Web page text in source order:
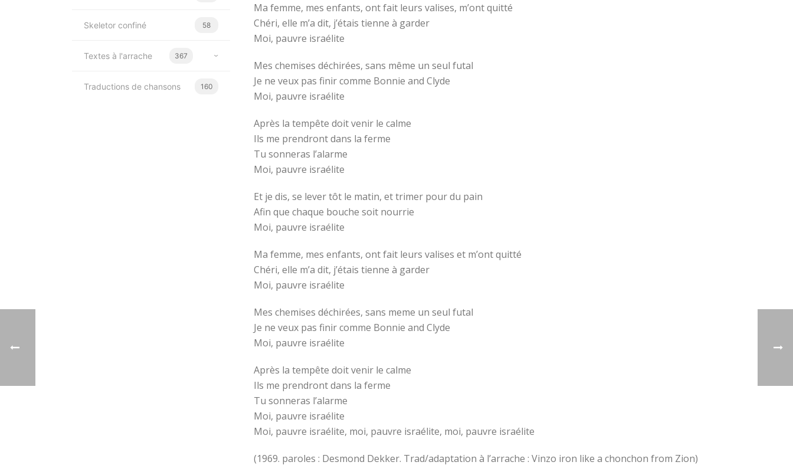
Ma femme, mes enfants, ont fait leurs valises, m’ont quitté
Chéri, elle m’a dit, j’étais tienne à garder
Moi, pauvre israélite
Mes chemises déchirées, sans même un seul futal
Je ne veux pas finir comme Bonnie and Clyde
Moi, pauvre israélite
Après la tempête doit venir le calme
Ils me prendront dans la ferme
Tu sonneras l’alarme
Moi, pauvre israélite
Et je dis, se lever tôt le matin, et trimer pour du pain
Afin que chaque bouche soit nourrie
Moi, pauvre israélite
Ma femme, mes enfants, ont fait leurs valises et m’ont quitté
Chéri, elle m’a dit, j’étais tienne à garder
Moi, pauvre israélite
Mes chemises déchirées, sans meme un seul futal
Je ne veux pas finir comme Bonnie and Clyde
Moi, pauvre israélite
Après la tempête doit venir le calme
Ils me prendront dans la ferme
Tu sonneras l’alarme
Moi, pauvre israélite
Moi, pauvre israélite, moi, pauvre israélite, moi, pauvre israélite
(1969. paroles : Desmond Dekker. Trad/adaptation à l’arrache : Vinzo iron like a chonchon from Zion)
Skeletor confiné 58
Textes à l'arrache 367
Traductions de chansons 160